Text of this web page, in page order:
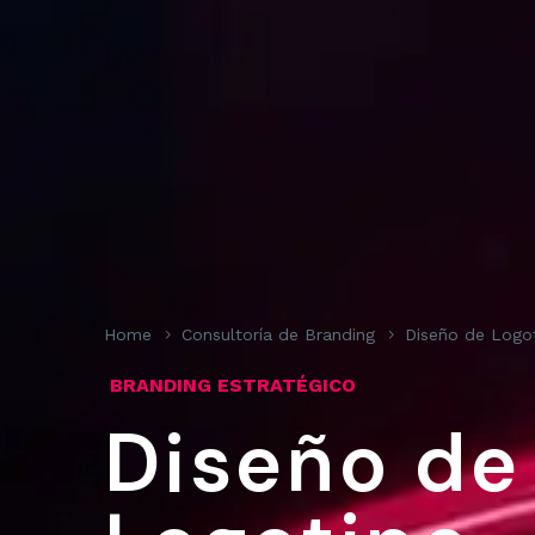
Home Consultoría de Branding Diseño de
BRANDING ESTRATÉGICO
Diseño de